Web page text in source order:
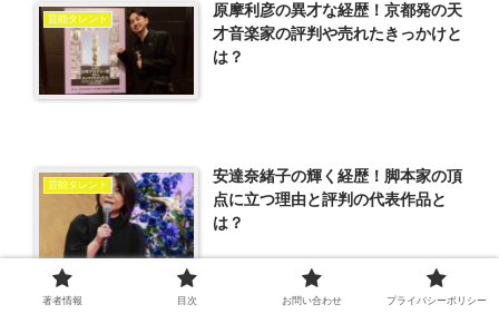
芸能タレント
原摩利彦の異才な経歴！京都発の天
才音楽家の評判や売れたきっかけと
は？
芸能タレント
安達奈緒子の輝く経歴！脚本家の頂
点に立つ理由と評判の代表作品と
は？
著者情報 目次 お問い合わせ プライバシーポリシー